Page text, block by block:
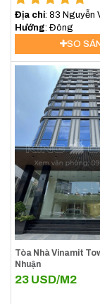
Địa chỉ: 83 Nguyễn
Phường 11, Quận
Hướng : Đông
SO
Tòa Nhà Vinamit
Nhuận
23 USD/M2